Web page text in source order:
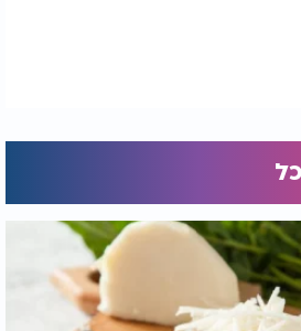
או בטמפרטורת החדר, והיא גם
עשבי תיבול טריים (כוסברה,
לימון ושמן זית - שמרעננים כל